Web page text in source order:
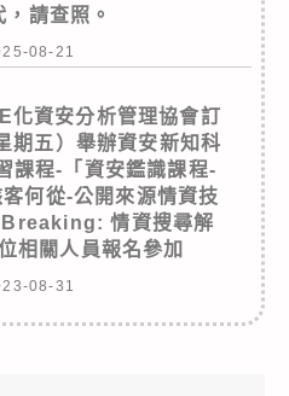
請查照。
08-21
化資安分析管理協會訂
期五）舉辦資安新知科
課程-「資安鑑識課程-
何從-公開來源情資技
Breaking: 情資搜尋解
相關人員報名參加
08-31